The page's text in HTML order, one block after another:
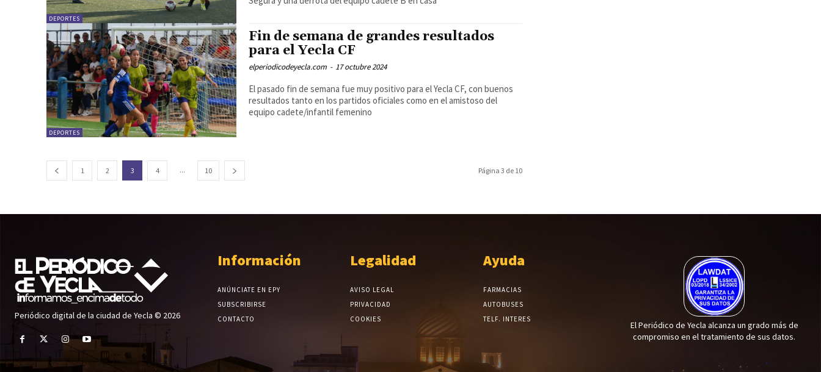
DEPORTES
DEPORTES
Fin de semana de grandes resultados
para el Yecla CF
elperiodicodeyecla.com - 17 octubre 2024
El pasado fin de semana fue muy positivo para el Yecla CF, con buenos
resultados tanto en los partidos oficiales como en el amistoso del
equipo cadete/infantil femenino
1 2 3 4 ... 10 Página 3 de 10
Periódico digital de la ciudad de Yecla © 2026
Información
ANÚNCIATE EN EPY
SUBSCRIBIRSE
CONTACTO
Legalidad
AVISO LEGAL
PRIVACIDAD
COOKIES
Ayuda
FARMACIAS
AUTOBUSES
TELF. INTERES
El Periódico de Yecla alcanza un grado más de
compromiso en el tratamiento de sus datos.